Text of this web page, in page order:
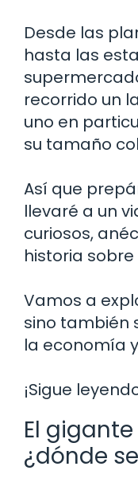
Desde las
hasta las
recorrido un
uno en
su tamaño
Así que
llevaré a un
curiosos,
historia
Vamos a
sino también
la economía
¡Sigue
El
¿dónde